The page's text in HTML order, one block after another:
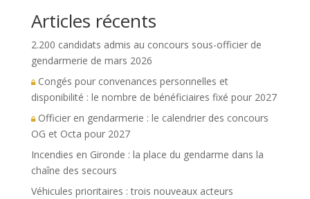
Articles récents
2.200 candidats admis au concours sous-officier de
gendarmerie de mars 2026
Congés pour convenances personnelles et
disponibilité : le nombre de bénéficiaires fixé pour 2027
Officier en gendarmerie : le calendrier des concours
OG et Octa pour 2027
Incendies en Gironde : la place du gendarme dans la
chaîne des secours
Véhicules prioritaires : trois nouveaux acteurs